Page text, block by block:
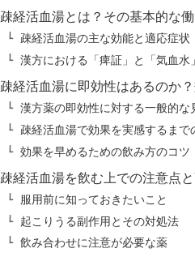
疎経活血湯とは？その基本的な
疎経活血湯の主な効能と適応症状
漢方における「痺証」と「気血水
疎経活血湯に即効性はあるのか
漢方薬の即効性に対する一般的な
疎経活血湯で効果を実感するまで
効果を早めるための飲み方のコツ
疎経活血湯を飲む上での注意点
服用前に知っておきたいこと
起こりうる副作用とその対処法
飲み合わせに注意が必要な薬